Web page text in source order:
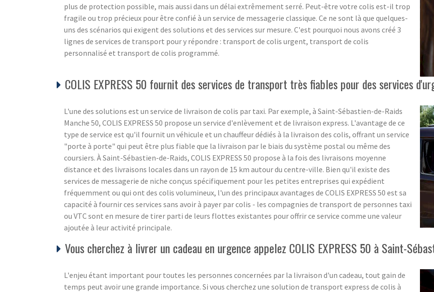
plus de protection possible, mais aussi dans un délai extrêmement serré. Peut-être votre colis est-il trop
fragile ou trop précieux pour être confié à un service de messagerie classique. Ce ne sont là que quelques-
uns des scénarios qui exigent des solutions et des services sur mesure. C'est pourquoi nous avons créé 3
lignes de services de transport pour y répondre : transport de colis urgent, transport de colis
personnalisé et transport de colis programmé.
COLIS EXPRESS 50 fournit des services de transport très fiables pour des services
L'une des solutions est un service de livraison de colis par taxi. Par exemple, à Saint-Sébastien-de-Raids
Manche 50, COLIS EXPRESS 50 propose un service d'enlèvement et de livraison express. L'avantage de ce
type de service est qu'il fournit un véhicule et un chauffeur dédiés à la livraison des colis, offrant un service
"porte à porte" qui peut être plus fiable que la livraison par le biais du système postal ou même des
coursiers. À Saint-Sébastien-de-Raids, COLIS EXPRESS 50 propose à la fois des livraisons moyenne
distance et des livraisons locales dans un rayon de 15 km autour du centre-ville. Bien qu'il existe des
services de messagerie de niche conçus spécifiquement pour les petites entreprises qui expédient
fréquemment ou qui ont des colis volumineux, l'un des principaux avantages de COLIS EXPRESS 50 est sa
capacité à fournir ces services sans avoir à payer par colis - les compagnies de transport de personnes taxi
ou VTC sont en mesure de tirer parti de leurs flottes existantes pour offrir ce service comme une valeur
ajoutée à leur activité principale.
Vous cherchez à livrer un cadeau en urgence appelez COLIS EXPRESS 50 à Saint-
L'enjeu étant important pour toutes les personnes concernées par la livraison d'un cadeau, tout gain de
temps peut avoir une grande importance. Si vous cherchez une solution de transport express de colis à